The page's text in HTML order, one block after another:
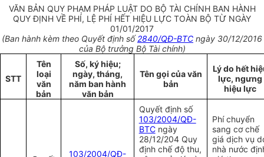
VĂN BẢN QUY PHẠM PHÁP LUẬT DO BỘ TÀI CHÍNH BAN HÀNH
QUY ĐỊNH VỀ PHÍ, LỆ PHÍ HẾT HIỆU LỰC TOÀN BỘ TỪ NGÀY
01/01/2017
(Ban hành kèm theo Quyết định số 2840/QĐ-BTC ngày 30/12/2016
của Bộ trưởng Bộ Tài chính)
STT
Tên
loại
văn
bản
Số, ký hiệu;
ngày, tháng,
năm ban hành
văn bản
Tên gọi của văn
bản
Lý do hết
lực, ngưng
hiệu lực
103/2004/QĐ-
Quyếtđịnh số
103/2004/QĐ-
BTCngày
28/12/204 Quy
định chế độ thu,
Phí chuyển
sang cơ chế
giá dịch vụ
nhà nước